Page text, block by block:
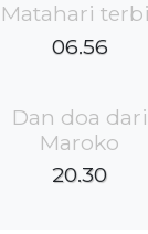
Matahari
06.56
Dan doa dari
Maroko
20.30